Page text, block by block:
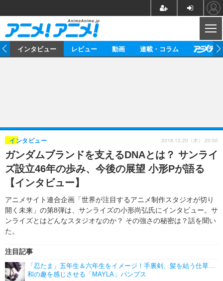
ゲーム グッズ
イベント 海外
海外イベント ビジネス
俳優・タレント アーティスト
ビジネス
アニメ 実写
書評 イベント
ゲーム 座談会
動画
アニメ
アニメ！アニメ！TV ABEMA Cafe
連載・コラム
インタビュー レビュー 動画 連載・コラム
ガンダムブランドを支えるDNAとは？ サンライ
ズ設立46年の歩み、今後の展望 小形Pが語る
【インタビュー】
アニメサイト連合企画「世界が注目するアニメ制作スタジオが切り
開く未来」の第8弾は、サンライズの小形尚弘氏にインタビュー。サ
ンライズとはどんなスタジオなのか？ その強さの秘密は？話を聞い
た。
インタビュー
注目記事
「忍たま」五年生＆六年生をイメージ！手裏剣、髪を結う仕草…
和の趣を感じさせる「MAYLA」パンプス
2018.12.20（木） 20:00